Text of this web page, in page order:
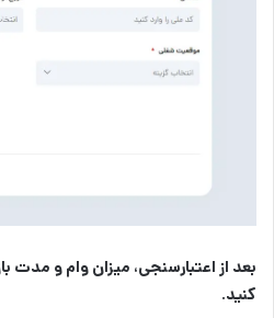
بعد از اعتبارسنجی، میزان وام و
کنید.